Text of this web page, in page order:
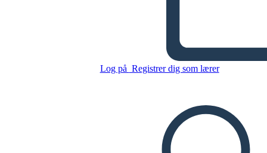
Log på Registrer dig som lærer
Kopier dette storyboard
LÆS FOR MIG